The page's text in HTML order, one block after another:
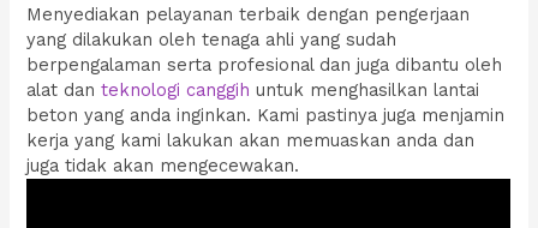
Menyediakan pelayanan terbaik dengan pengerjaan
yang dilakukan oleh tenaga ahli yang sudah
berpengalaman serta profesional dan juga dibantu oleh
alat danteknologi canggih untuk menghasilkan lantai
beton yang anda inginkan. Kami pastinya juga menjamin
kerja yang kami lakukan akan memuaskan anda dan
juga tidak akan mengecewakan.